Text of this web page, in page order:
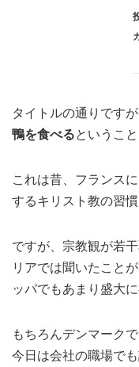
MEDIA– メディ
EVERYDAY – 日
タイトルの通りですが
鴨を食べるというこ
これは昔、フランス
するキリスト教の習慣
ですが、宗教観が若
リアでは聞いたこと
ッパでもあまり盛大
もちろんデンマーク
今日は会社の職場で